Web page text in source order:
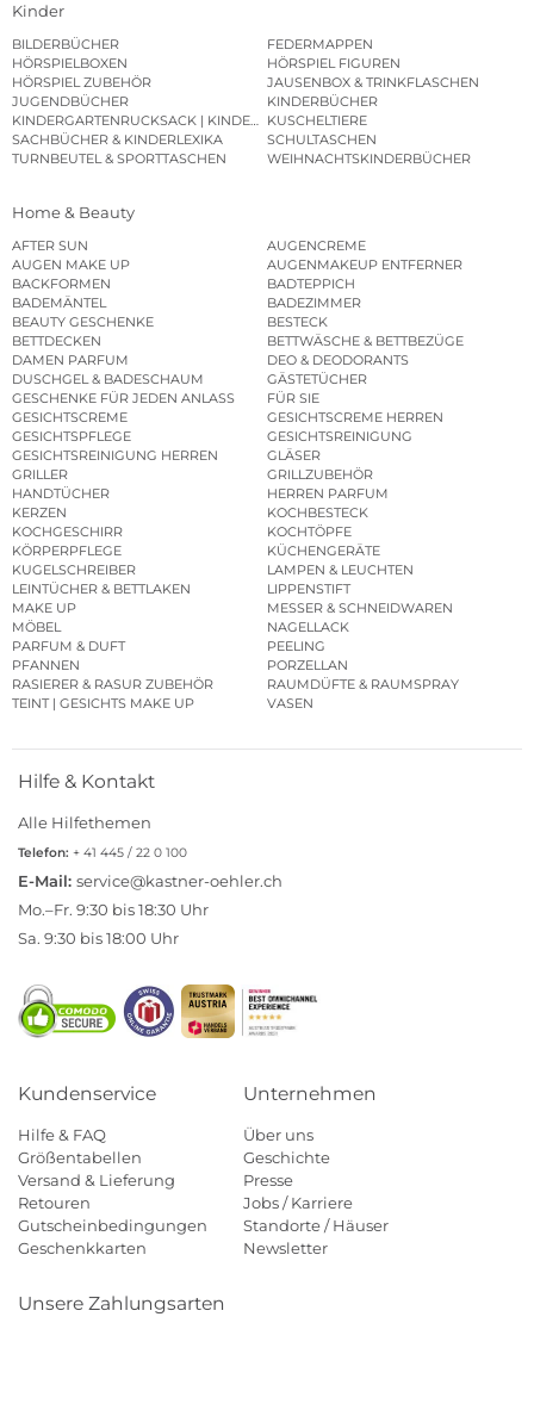
Kinder
BILDERBÜCHER
FEDERMAPPEN
HÖRSPIELBOXEN
HÖRSPIEL FIGUREN
HÖRSPIEL ZUBEHÖR
JAUSENBOX & TRINKFLASCHEN
JUGENDBÜCHER
KINDERBÜCHER
KINDERGARTENRUCKSACK | KINDERGARTENBEUTEL
KUSCHELTIERE
SACHBÜCHER & KINDERLEXIKA
SCHULTASCHEN
TURNBEUTEL & SPORTTASCHEN
WEIHNACHTSKINDERBÜCHER
Home & Beauty
AFTER SUN
AUGENCREME
AUGEN MAKE UP
AUGENMAKEUP ENTFERNER
BACKFORMEN
BADTEPPICH
BADEMÄNTEL
BADEZIMMER
BEAUTY GESCHENKE
BESTECK
BETTDECKEN
BETTWÄSCHE & BETTBEZÜGE
DAMEN PARFUM
DEO & DEODORANTS
DUSCHGEL & BADESCHAUM
GÄSTETÜCHER
GESCHENKE FÜR JEDEN ANLASS
FÜR SIE
GESICHTSCREME
GESICHTSCREME HERREN
GESICHTSPFLEGE
GESICHTSREINIGUNG
GESICHTSREINIGUNG HERREN
GLÄSER
GRILLER
GRILLZUBEHÖR
HANDTÜCHER
HERREN PARFUM
KERZEN
KOCHBESTECK
KOCHGESCHIRR
KOCHTÖPFE
KÖRPERPFLEGE
KÜCHENGERÄTE
KUGELSCHREIBER
LAMPEN & LEUCHTEN
LEINTÜCHER & BETTLAKEN
LIPPENSTIFT
MAKE UP
MESSER & SCHNEIDWAREN
MÖBEL
NAGELLACK
PARFUM & DUFT
PEELING
PFANNEN
PORZELLAN
RASIERER & RASUR ZUBEHÖR
RAUMDÜFTE & RAUMSPRAY
TEINT | GESICHTS MAKE UP
VASEN
Hilfe & Kontakt
Alle Hilfethemen
Telefon: + 41 445 / 22 0 100
E-Mail: service@kastner-oehler.ch
Mo.–Fr. 9:30 bis 18:30 Uhr
Sa. 9:30 bis 18:00 Uhr
Kundenservice
Hilfe & FAQ
Größentabellen
Versand & Lieferung
Retouren
Gutscheinbedingungen
Geschenkkarten
Unternehmen
Über uns
Geschichte
Presse
Jobs / Karriere
Standorte / Häuser
Newsletter
Unsere Zahlungsarten